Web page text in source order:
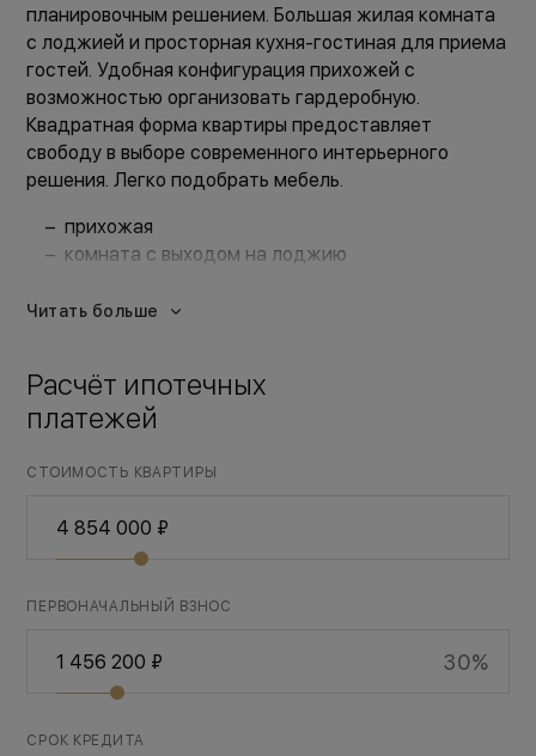
планировочным решением. Большая жилая комната
с лоджией и просторная кухня-гостиная для приема
гостей. Удобная конфигурация прихожей с
возможностью организовать гардеробную.
Квадратная форма квартиры предоставляет
свободу в выборе современного интерьерного
решения. Легко подобрать мебель.
прихожая
комната с выходом на лоджию
ванная комната, объединённая с с/у
Читать больше
Расчёт ипотечных
платежей
СТОИМОСТЬ КВАРТИРЫ
ПЕРВОНАЧАЛЬНЫЙ ВЗНОС
30%
СРОК КРЕДИТА